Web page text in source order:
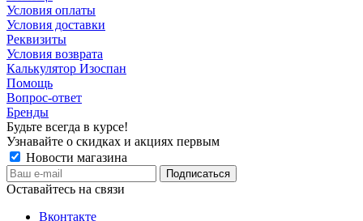
Условия оплаты
Условия доставки
Реквизиты
Условия возврата
Калькулятор Изоспан
Помощь
Вопрос-ответ
Бренды
Будьте всегда в курсе!
Узнавайте о скидках и акциях первым
Новости магазина
Оставайтесь на связи
Вконтакте